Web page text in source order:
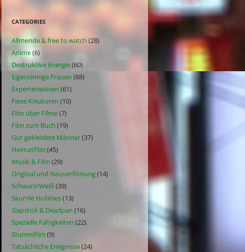
CATEGORIES
Allmende & free to watch (28)
Anime(6)
Destruktive Energie(60)
Eigensinnige Frauen (88)
Expertenwissen (61)
Fiese Kreaturen (10)
Film über Filme(7)
Film zum Buch (19)
Gut gekleidete Männer(37)
Heimatfilm (45)
Musik & Film (29)
Original und Neuverfilmung(14)
Schwarz/Weiß(39)
Skurrile Hobbies(13)
Slapstick & Deadpan (16)
Spezielle Fähigkeiten (22)
Stummfilm (9)
Tatsächliche Ereignisse(24)